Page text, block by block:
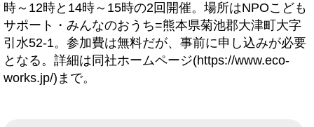
時～12時と14時～15時の2回開催。場所はNPOこども
サポート・みんなのおうち=熊本県菊池郡大津町大字
引水52-1。参加費は無料だが、事前に申し込みが必要
となる。詳細は同社ホームページ(https://www.eco-
works.jp/)まで。